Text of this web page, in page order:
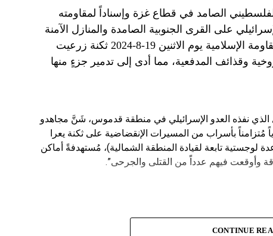
الصامد في قطاع غزة وإسناداً لمقاومته
على القرى الجنوبية الصامدة والمنازل الآمنة
وخصوصاً في بلدة باتوليه، استهدف مجاهدو المقاومة الإسلامية يوم الاثنين 19-8-2024 ثكنة زرعيت
وقذائف المدفعية، مما أدى إلى تدمير جزءٍ منها
الذي نفذه العدو الإسرائيلي في منطقة قدموس، شَنَّ مجاهدو
يوم الاثنين 19-8-2024 هجوماً جوياً مُتزامناً بأسراب من المسيرات الإنقضاضية على ثكنة يعرا
سنط جين (قاعدة لوجستية تابعة لقيادة المنطقة الشمالية)، مُستهدفةً أماكن
وأوقعت فيهم عدداً من القتلى والجرحى”.
CONTINUE